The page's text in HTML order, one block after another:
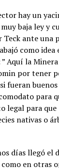
hay un
baja ley y
ante una
como
Aquí la
por tener
fueran buenos
para
legal para que
nativas o
días llegó el
en otras